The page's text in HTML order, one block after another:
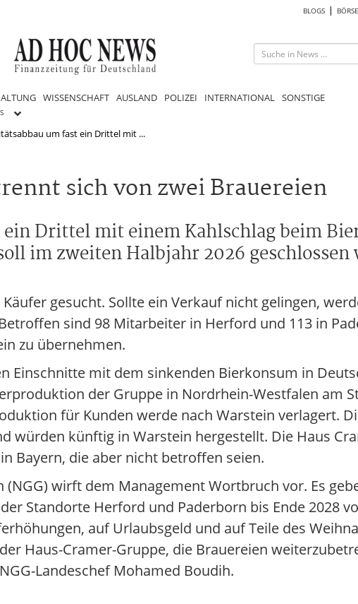
BLOGS
WISSENSCHAFT AUSLAND POLIZEI INTERNATIONAL SONSTIGE
um fast ein Drittel mit ...
sich von zwei Brauereien
Drittel mit einem Kahlschlag beim
im zweiten Halbjahr 2026
gesucht. Sollte ein Verkauf nicht gelingen,
sind 98 Mitarbeiter in Herford und 113 in
zu übernehmen.
Einschnitte mit dem sinkenden Bierkonsum in
der Gruppe in Nordrhein-Westfalen am
für Kunden werde nach Warstein verlagert.
würden künftig in Warstein hergestellt. Die Haus
Bayern, die aber nicht betroffen seien.
wirft dem Management Wortbruch vor. Es
Standorte Herford und Paderborn bis Ende 2028
auf Urlaubsgeld und auf Teile des
Haus-Cramer-Gruppe, die Brauereien
Landeschef Mohamed Boudih.